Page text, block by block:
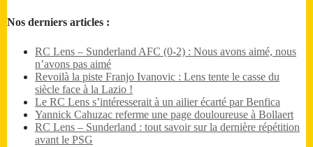
Nos derniers articles :
RC Lens – Sunderland AFC (0-2) : Nous avons aimé, nous
n’avons pas aimé
Revoilà la piste Franjo Ivanovic : Lens tente le casse du
siècle face à la Lazio !
Le RC Lens s’intéresserait à un ailier écarté par Benfica
Yannick Cahuzac referme une page douloureuse à Bollaert
RC Lens – Sunderland : tout savoir sur la dernière répétition
avant le PSG